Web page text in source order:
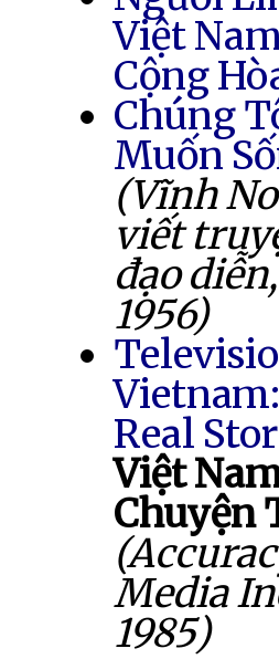
Việt
Cộng
Chúng
Muốn
(Vĩnh
viết
đạo diễn,
1956)
Real
Việt
Chuyện
Media
1985)